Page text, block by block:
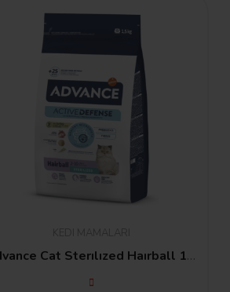
Advance Cat Sterılızed Haırball 1.5 Kg